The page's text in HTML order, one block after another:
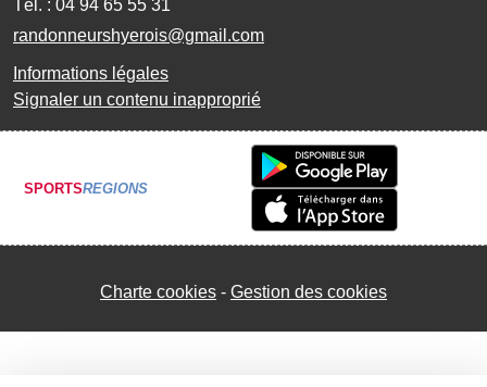
Tél. : 04 94 65 55 31
randonneurshyerois@gmail.com
Informations légales
Signaler un contenu inapproprié
SPORTSREGIONS
Charte cookies Gestion des cookies